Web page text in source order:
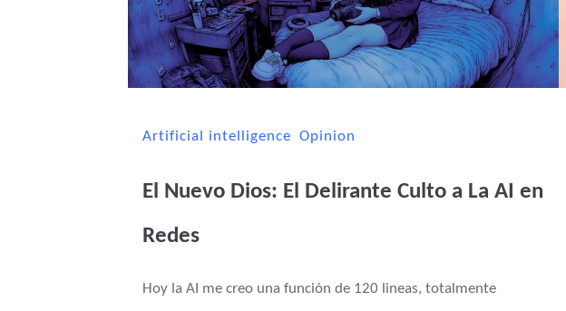
Artificial intelligence Opinion
El Nuevo Dios: El Delirante Culto a La AI en
Redes
Hoy la AI me creo una función de 120 lineas, totalmente